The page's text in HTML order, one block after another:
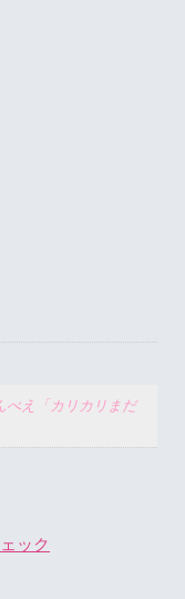
え「カリカリまだ
ック